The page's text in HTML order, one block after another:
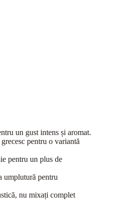
un gust intens și aromat.
pentru o variantă
pentru un plus de
umplutură pentru
nu mixați complet